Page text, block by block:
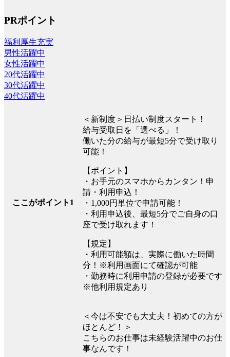
PRポイント
福利厚生充実
男性活躍中
女性活躍中
20代活躍中
30代活躍中
40代活躍中
ここがポイント1
＜新制度＞日払い制度スタート！
給与受取日を「選べる」！
働いた分の給与が最短5分で受け取り
可能！
【ポイント】
・お手元のスマホからカンタン！申
請・利用申込！
・1,000円単位で申請可能！
・利用申込後、最短5分でご自身の口
座で受け取れます！
【規定】
・利用可能額は、実際に働いた時間
分！※利用画面にて確認が可能
・勤務時に利用申請の登録が必要です
※他利用規定あり
＜今は不安でも大丈夫！初めての方が
ほとんど！＞
こちらのお仕事は未経験活躍中のお仕
事なんです！